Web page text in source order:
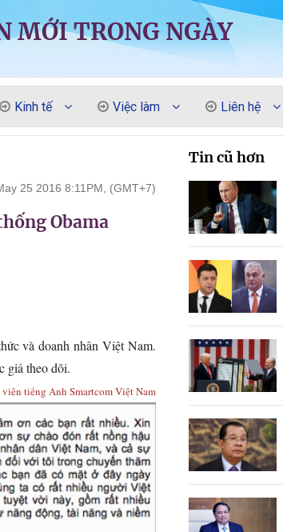
MỚI TRONG NGÀY
Kinh tế Việc làm Liên hệ
25 2016 8:11PM, (GMT+7)
Obama
và doanh nhân Việt Nam.
giả theo dõi.
viên tiếng Anh Smartcom Việt Nam
Tin cũ hơn